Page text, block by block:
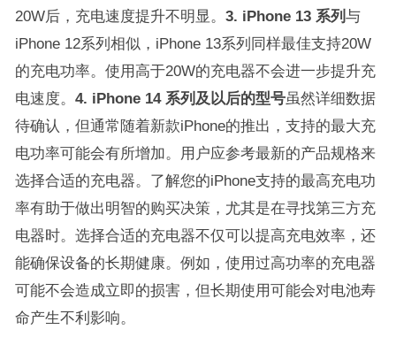
20W后，充电速度提升不明显。 3. iPhone 13 系列 与
iPhone 12系列相似，iPhone 13系列同样最佳支持20W
的充电功率。使用高于20W的充电器不会进一步提升充
电速度。 4. iPhone 14 系列及以后的型号虽然详细数据
待确认，但通常随着新款iPhone的推出，支持的最大充
电功率可能会有所增加。用户应参考最新的产品规格来
选择合适的充电器。了解您的iPhone支持的最高充电功
率有助于做出明智的购买决策，尤其是在寻找第三方充
电器时。选择合适的充电器不仅可以提高充电效率，还
能确保设备的长期健康。例如，使用过高功率的充电器
可能不会造成立即的损害，但长期使用可能会对电池寿
命产生不利影响。